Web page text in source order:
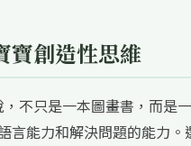
寶創造性思維
不只是一本圖畫書，而是
言能力和解決問題的能力